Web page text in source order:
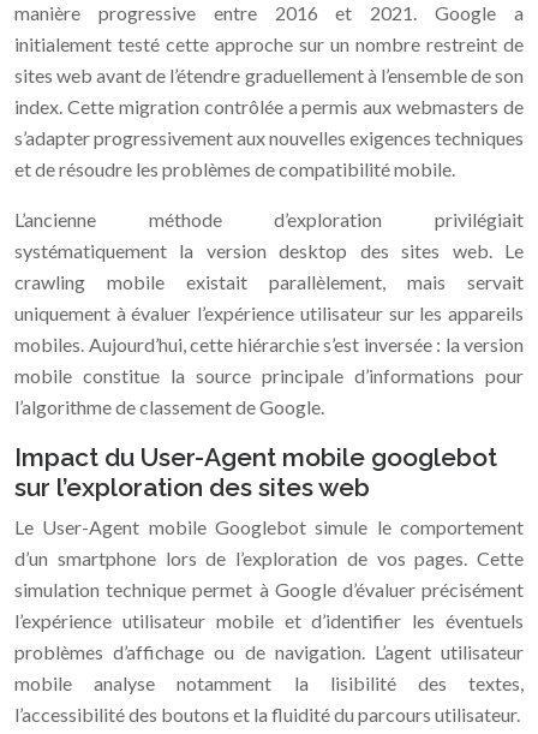
manière progressive entre 2016 et 2021. Google a
initialement testé cette approche sur un nombre restreint de
sites web avant de l’étendre graduellement à l’ensemble de son
index. Cette migration contrôlée a permis aux webmasters de
s’adapter progressivement aux nouvelles exigences techniques
et de résoudre les problèmes de compatibilité mobile.
L’ancienne méthode d’exploration privilégiait
systématiquement la version desktop des sites web. Le
crawling mobile existait parallèlement, mais servait
uniquement à évaluer l’expérience utilisateur sur les appareils
mobiles. Aujourd’hui, cette hiérarchie s’est inversée : la version
mobile constitue la source principale d’informations pour
l’algorithme de classement de Google.
Impact du User-Agent mobile googlebot
sur l’exploration des sites web
Le User-Agent mobile Googlebot simule le comportement
d’un smartphone lors de l’exploration de vos pages. Cette
simulation technique permet à Google d’évaluer précisément
l’expérience utilisateur mobile et d’identifier les éventuels
problèmes d’affichage ou de navigation. L’agent utilisateur
mobile analyse notamment la lisibilité des textes,
l’accessibilité des boutons et la fluidité du parcours utilisateur.